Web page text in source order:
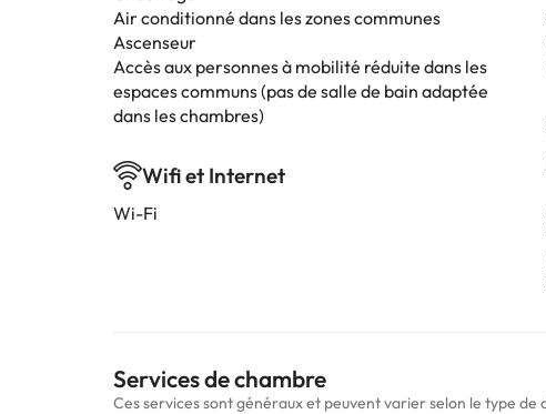
Air conditionné dans les zones communes
Ascenseur
Accès aux personnes à mobilité réduite dans les
espaces communs (pas de salle de bain adaptée
dans les chambres)
Wifi et Internet
Wi-Fi
Services de chambre
Ces services sont généraux et peuvent varier selon le type de